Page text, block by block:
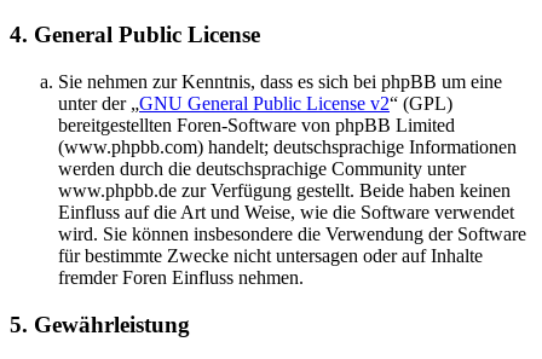
4. General Public License
Sie nehmen zur Kenntnis, dass es sich bei phpBB um eine
unter der „GNU General Public License v2“ (GPL)
bereitgestellten Foren-Software von phpBB Limited
(www.phpbb.com) handelt; deutschsprachige Informationen
werden durch die deutschsprachige Community unter
www.phpbb.de zur Verfügung gestellt. Beide haben keinen
Einfluss auf die Art und Weise, wie die Software verwendet
wird. Sie können insbesondere die Verwendung der Software
für bestimmte Zwecke nicht untersagen oder auf Inhalte
fremder Foren Einfluss nehmen.
5. Gewährleistung